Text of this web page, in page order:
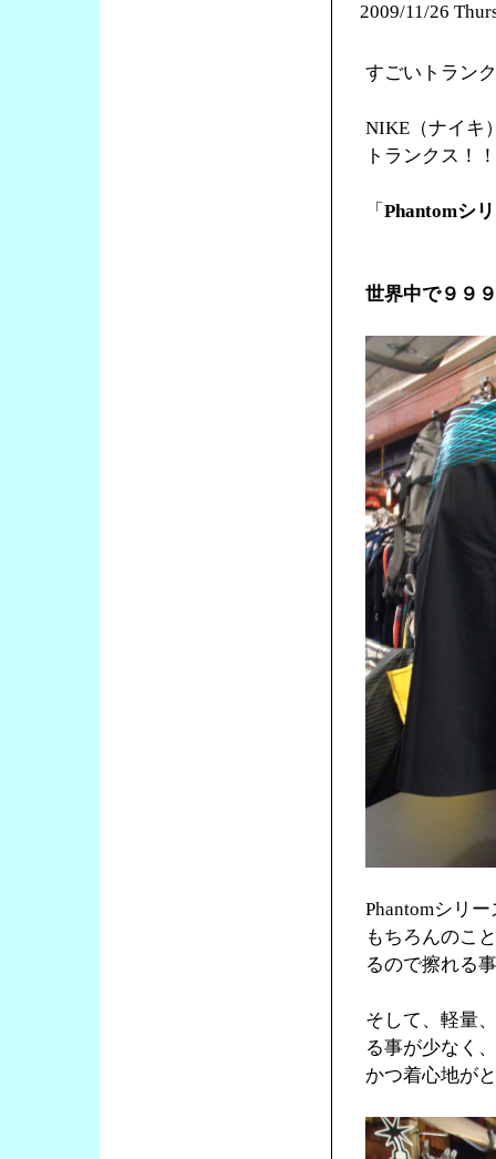
2009/11/26
すごいトラン
NIKE（ナイキ
トランクス！！
「 Phantomシ
世界中で９９
Phantomシリ
もちろんのこ
るので擦れる
そして、軽量
る事が少なく
かつ着心地が